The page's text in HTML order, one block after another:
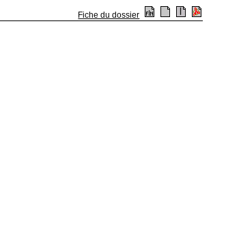
Fiche du dossier